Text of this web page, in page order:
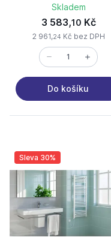
Skladem
3 583,10 Kč
2 961,24 Kč bez DPH
Do košíku
Sleva 30%